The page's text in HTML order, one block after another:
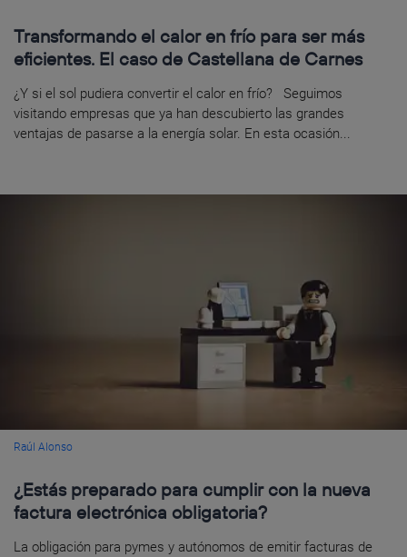
Transformando el calor en frío para ser más
eficientes. El caso de Castellana de Carnes
¿Y si el sol pudiera convertir el calor en frío? Seguimos
visitando empresas que ya han descubierto las grandes
ventajas de pasarse a la energía solar. En esta ocasión...
Raúl Alonso
¿Estás preparado para cumplir con la nueva
factura electrónica obligatoria?
La obligación para pymes y autónomos de emitir facturas de